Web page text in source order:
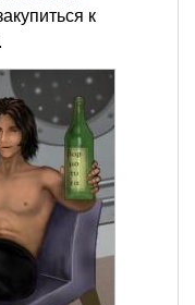
к